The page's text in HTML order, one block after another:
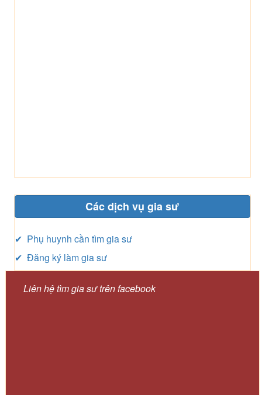
Các dịch vụ gia sư
✔ Phụ huynh cần tìm gia sư
✔ Đăng ký làm gia sư
Liên hệ tìm gia sư trên facebook